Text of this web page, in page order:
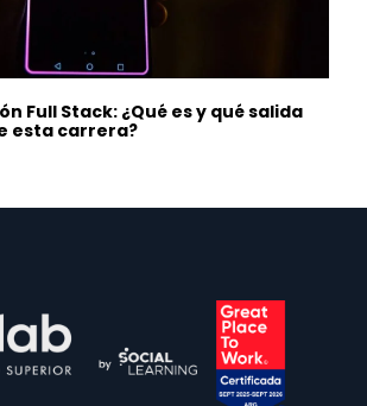
Full Stack: ¿Qué es y qué salida
esta carrera?